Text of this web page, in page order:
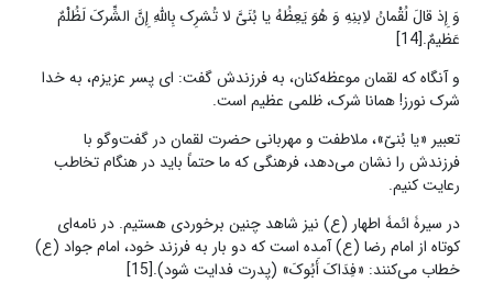
وَ إِذ قالَ لُقْمانُ لاِبنِهِ وَ هُوَ یَعِظُهُ یا بُنَیَّ لا تُشرِک بِاللَّهِ إِنَّ الشِّرکَ لَظُلْمٌ
عَظیمٌ.[14]
و آنگاه که لقمان موعظه‌کنان، به فرزندش گفت: ای پسر عزیزم، به خدا
شرک نورز! همانا شرک، ظلمی عظیم است.
تعبیر «یا بُنیّ»، ملاطفت و مهربانی حضرت لقمان در گفت‌وگو با
فرزندش را نشان می‌دهد، فرهنگی که ما حتماً باید در هنگام تخاطب
رعایت کنیم.
در سیرۀ ائمۀ اطهار (ع) نیز شاهد چنین برخوردی هستیم. در نامه‌ای
کوتاه از امام رضا (ع) آمده است که دو بار به فرزند خود، امام جواد (ع)
خطاب می‌کنند: «فِدَاکَ أَبُوکَ» (پدرت فدایت شود).[15]